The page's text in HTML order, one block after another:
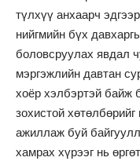
түлхүү анхаарч
нийгмийн бүх
боловсруулах явдал
мэргэжлийн давтан
хоёр хэлбэртэй байж
зохистой
ажиллаж буй
хамрах хүрээг нь